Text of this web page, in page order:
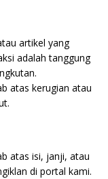
artikel yang
adalah tanggung
atas kerugian atau
atas isi, janji, atau
di portal kami.